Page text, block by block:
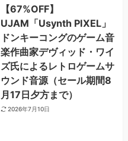
【67%OFF】
UJAM「Usynth PIXEL」
ドンキーコングのゲーム音
楽作曲家デヴィッド・ワイ
ズ氏によるレトロゲームサ
ウンド音源（セール期間8
月17日夕方まで）
2026年7月10日